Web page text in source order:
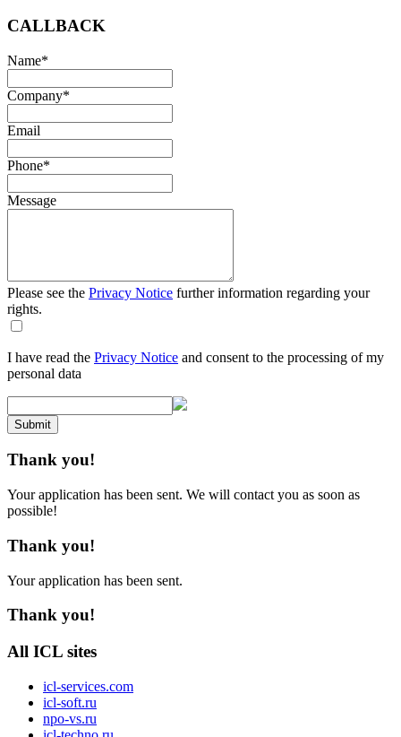
CALLBACK
Name*
Company*
Email
Phone*
Message
Please see the Privacy Notice further information regarding your
rights.
I have read the Privacy Notice and consent to the processing of my
personal data
Submit
Thank you!
Your application has been sent. We will contact you as soon as
possible!
Thank you!
Your application has been sent.
Thank you!
All ICL sites
icl-services.com
icl-soft.ru
npo-vs.ru